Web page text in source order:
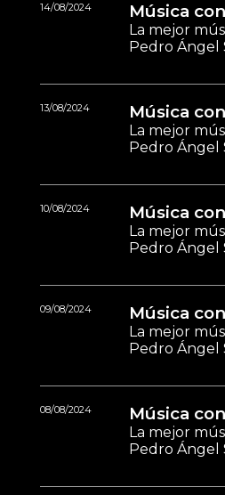
14/08/2024 Música
La mejor
Pedro Ángel
13/08/2024 Música
La mejor
Pedro Ángel
10/08/2024 Música
La mejor
Pedro Ángel
09/08/2024 Música
La mejor
Pedro Ángel
08/08/2024 Música
La mejor
Pedro Ángel